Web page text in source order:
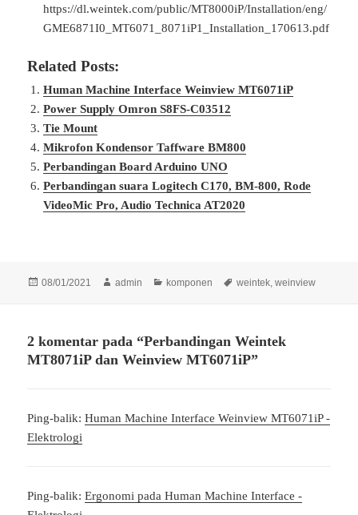
https://dl.weintek.com/public/MT8000iP/Installation/eng/
GME6871I0_MT6071_8071iP1_Installation_170613.pdf
Related Posts:
Human Machine Interface Weinview MT6071iP
Power Supply Omron S8FS-C03512
Tie Mount
Mikrofon Kondensor Taffware BM800
Perbandingan Board Arduino UNO
Perbandingan suara Logitech C170, BM-800, Rode
VideoMic Pro, Audio Technica AT2020
Diposkan
08/01/2021 Penulis
admin Kategori
komponen Tag
weintek,weinview
2 komentar pada “Perbandingan Weintek
MT8071iP dan Weinview MT6071iP”
Ping-balik:Human Machine Interface Weinview MT6071iP -
Elektrologi
Ping-balik:Ergonomi pada Human Machine Interface -